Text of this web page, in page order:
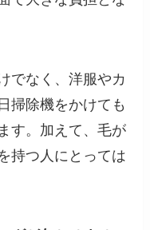
でなく、洋服やカ
掃除機をかけても
す。加えて、毛が
持つ人にとっては